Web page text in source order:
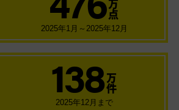
万
点
2025年1月～2025年12月
138 万
件
2025年12月まで